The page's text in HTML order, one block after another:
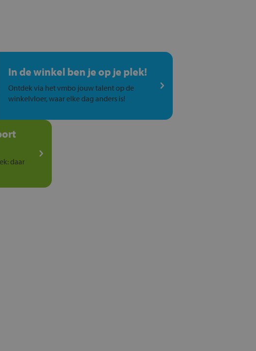
In de winkel ben je op je plek!
Ontdek via het vmbo jouw talent op de
winkelvloer, waar elke dag anders is!
daar